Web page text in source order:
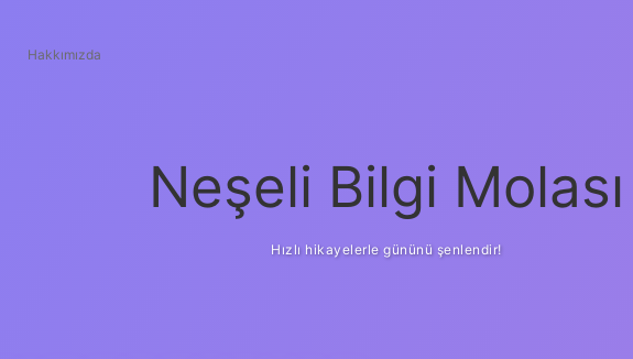
Hakkımızda
Neşeli Bilgi Molası
Hızlı hikayelerle gününü şenlendir!